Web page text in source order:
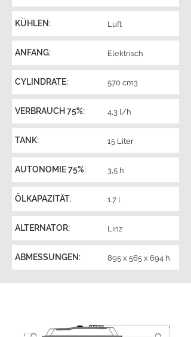
KÜHLEN: Luft
ANFANG: Elektrisch
CYLINDRATE: 570 cm3
VERBRAUCH 75%: 4,3 l/h
TANK: 15 Liter
AUTONOMIE 75%: 3,5 h
ÖLKAPAZITÄT: 1.7 l
ALTERNATOR: Linz
ABMESSUNGEN: 895 x 565 x 694 h